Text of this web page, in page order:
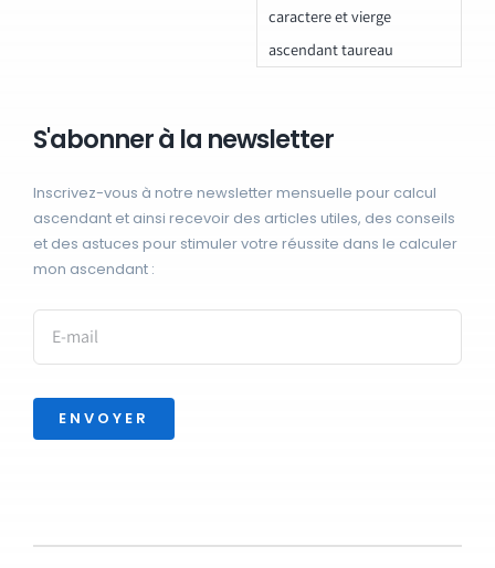
caractere et vierge
ascendant taureau
S'abonner à la newsletter
Inscrivez-vous à notre newsletter mensuelle pour calcul
ascendant et ainsi recevoir des articles utiles, des conseils
et des astuces pour stimuler votre réussite dans le calculer
mon ascendant :
ENVOYER